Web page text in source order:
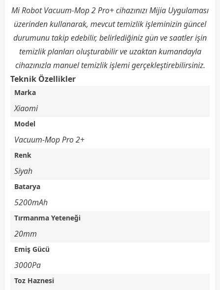
Mi Robot Vacuum-Mop 2 Pro+ cihazınızı Mijia Uygulaması
üzerinden kullanarak, mevcut temizlik işleminizin güncel
durumunu takip edebilir, belirlediğiniz gün ve saatler işin
temizlik planları oluşturabilir ve uzaktan kumandayla
cihazınızla manuel temizlik işlemi gerçekleştirebilirsiniz.
Teknik Özellikler
Marka
Xiaomi
Model
Vacuum-Mop Pro 2+
Renk
Siyah
Batarya
5200mAh
Tırmanma Yeteneği
20mm
Emiş Gücü
3000Pa
Toz Haznesi